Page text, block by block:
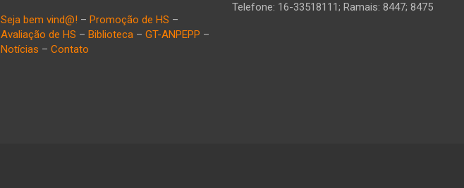
Seja bem vind@! – Promoção de HS –
Avaliação de HS – Biblioteca – GT-ANPEPP –
Notícias – Contato
Telefone: 16-33518111; Ramais: 8447; 8475